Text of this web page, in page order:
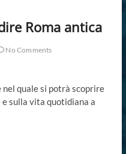
Roma antica
No Comments
quale si potrà scoprire
sulla vita quotidiana a